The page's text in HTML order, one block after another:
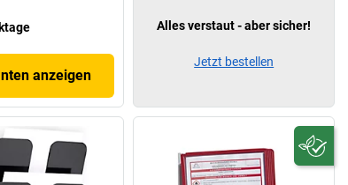
anzeigen
Alles verstaut - aber sicher!
Jetzt bestellen